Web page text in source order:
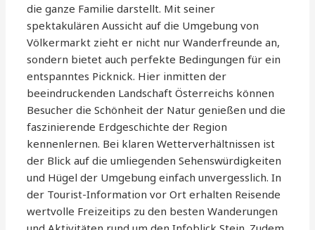
die ganze Familie darstellt. Mit seiner
spektakulären Aussicht auf die Umgebung von
Völkermarkt zieht er nicht nur Wanderfreunde an,
sondern bietet auch perfekte Bedingungen für ein
entspanntes Picknick. Hier inmitten der
beeindruckenden Landschaft Österreichs können
Besucher die Schönheit der Natur genießen und die
faszinierende Erdgeschichte der Region
kennenlernen. Bei klaren Wetterverhältnissen ist
der Blick auf die umliegenden Sehenswürdigkeiten
und Hügel der Umgebung einfach unvergesslich. In
der Tourist-Information vor Ort erhalten Reisende
wertvolle Freizeitips zu den besten Wanderungen